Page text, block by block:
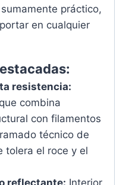
práctico,
en cualquier
resistencia:
combina
con filamentos
técnico de
tolera el roce y el